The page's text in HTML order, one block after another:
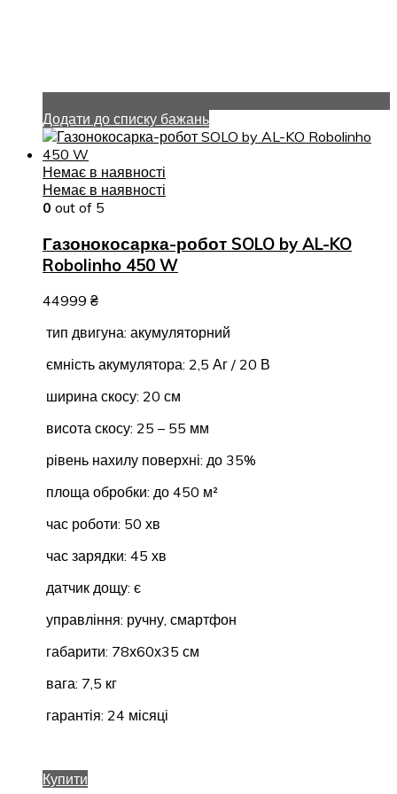
Додати до списку бажань
Немає в наявності
Немає в наявності
0 out of 5
Газонокосарка-робот SOLO by AL-KO
Robolinho 450 W
44999 ₴
тип двигуна: акумуляторний
ємність акумулятора: 2,5 Аг / 20 В
ширина скосу: 20 см
висота скосу: 25 – 55 мм
рівень нахилу поверхні: до 35%
площа обробки: до 450 м²
час роботи: 50 хв
час зарядки: 45 хв
датчик дощу: є
управління: ручну, смартфон
габарити: 78х60х35 см
вага: 7,5 кг
гарантія: 24 місяці
Купити